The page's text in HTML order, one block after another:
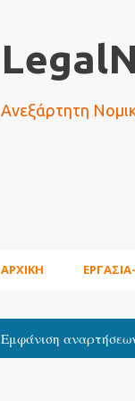
Ανεξάρτητη
ΑΡΧΙΚΗ
Εμφάνιση